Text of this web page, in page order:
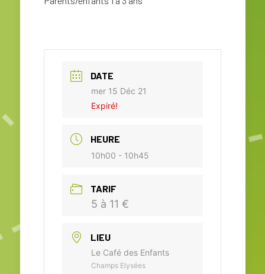
DATE
mer 15 Déc 21
Expiré!
HEURE
10h00 - 10h45
TARIF
5 à 11 €
LIEU
Le Café des Enfants
Champs Elysées